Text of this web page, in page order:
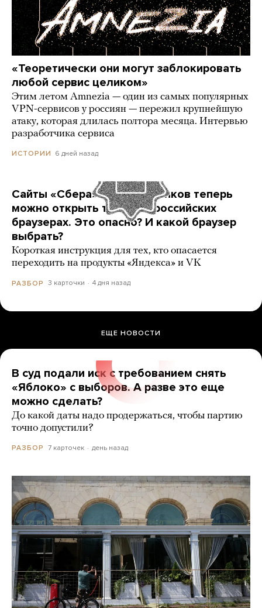
«Теоретически они могут заблокировать
любой сервис целиком»
Этим летом Amnezia — один из самых популярных
VPN-сервисов у россиян — пережил крупнейшую
атаку, которая длилась полтора месяца. Интервью
разработчика сервиса
ИСТОРИИ 6 дней назад
Сайты «Сбера» и других банков теперь
можно открыть только в российских
браузерах. Это опасно? И какой браузер
выбрать?
Короткая инструкция для тех, кто опасается
переходить на продукты «Яндекса» и VK
РАЗБОР 3 карточки 4 дня назад
ЕЩЕ НОВОСТИ
В суд подали иск с требованием снять
«Яблоко» с выборов. А разве это еще
можно сделать?
До какой даты надо продержаться, чтобы партию
точно допустили?
РАЗБОР 7 карточек день назад